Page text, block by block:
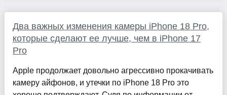
Два важных изменения камеры iPhone 18 Pro,
которые сделают ее лучше, чем в iPhone 17
Pro
Apple продолжает довольно агрессивно прокачивать
камеру айфонов, и утечки по iPhone 18 Pro это